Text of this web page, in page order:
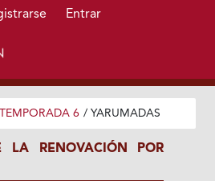
principal Entrar
TEMPORADA 6 / YARUMADAS
LA RENOVACIÓN POR